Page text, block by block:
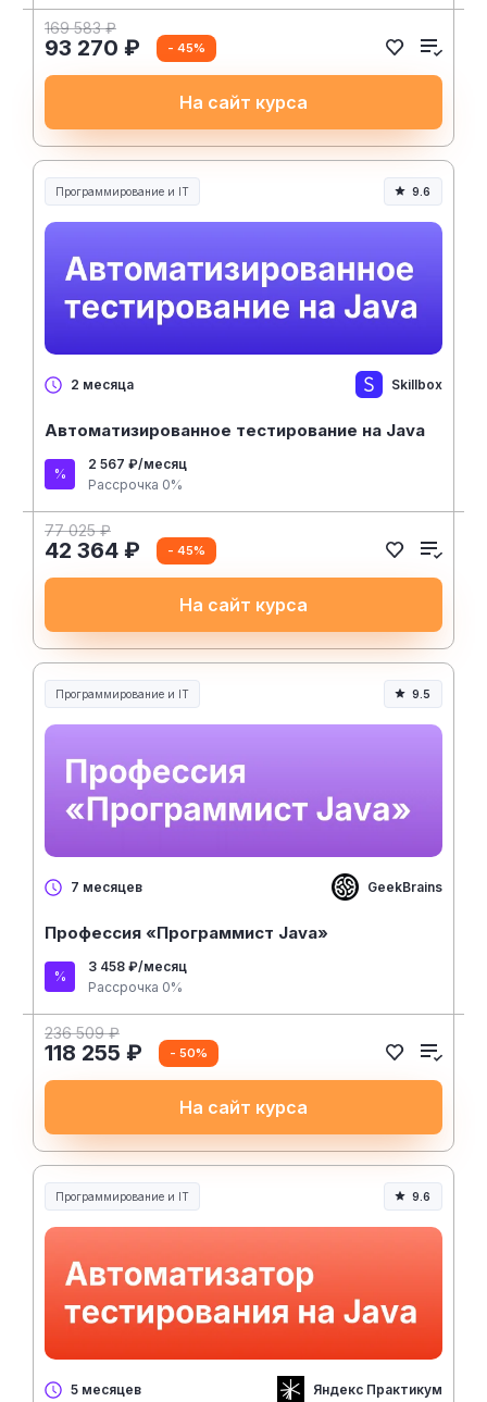
169 583 ₽
93 270 ₽ - 45%
На сайт курса
Программирование и IT 9.6
2 месяца Skillbox
Автоматизированное тестирование на Java
2 567 ₽/месяц
Рассрочка 0%
77 025 ₽
42 364 ₽ - 45%
На сайт курса
Программирование и IT 9.5
7 месяцев GeekBrains
Профессия «Программист Java»
3 458 ₽/месяц
Рассрочка 0%
236 509 ₽
118 255 ₽ - 50%
На сайт курса
Программирование и IT 9.6
5 месяцев Яндекс Практикум